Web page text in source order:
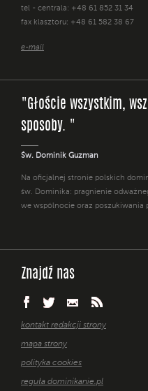
tel - centrala: +48 61 852 31 34
fax klasztoru: +48 61 582 38 67
e-mail
"Głoście wszystkim,
sposoby. "
Św. Dominik Guzman
Na oficjalnej stronie polskich
św. Dominika: pragnienie
we wspólnocie oraz poszukiwania
Znajdź nas
kontakt redakcji strony
mapa strony
polityka cookies
reguła dominikanie.pl